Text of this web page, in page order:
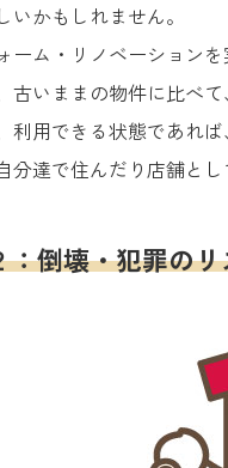
いかもしれません。
ーム・リノベーション
古いままの物件に比べ
利用できる状態であれ
分達で住んだり店舗と
：倒壊・犯罪の